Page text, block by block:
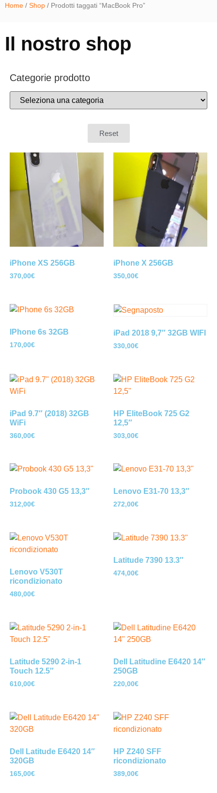
Home / Shop / Prodotti taggati “MacBook Pro”
Il nostro shop
Categorie prodotto
Reset
iPhone XS 256GB
370,00€
iPhone X 256GB
350,00€
IPhone 6s 32GB
170,00€
iPad 2018 9,7″ 32GB WIFI
330,00€
iPad 9.7″ (2018) 32GB
WiFi
360,00€
HP EliteBook 725 G2
12,5″
303,00€
Probook 430 G5 13,3″
312,00€
Lenovo E31-70 13,3″
272,00€
Lenovo V530T
ricondizionato
480,00€
Latitude 7390 13.3″
474,00€
Latitude 5290 2-in-1
Touch 12.5″
610,00€
Dell Latitudine E6420 14″
250GB
220,00€
Dell Latitude E6420 14″
320GB
165,00€
HP Z240 SFF
ricondizionato
389,00€